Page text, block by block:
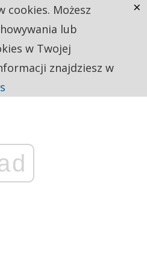
cookies. Możesz
lub
w Twojej
znajdziesz w
×